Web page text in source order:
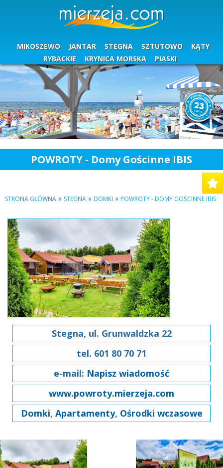
MIKOSZEWO JANTAR STEGNA SZTUTOWO
KĄTY
RYBACKIE
KRYNICA MORSKA PIASKI
POWROTY - Domy Gościnne IBIS
STRONA GŁÓWNA » STEGNA » DOMKI » POWROTY - DOMY GOŚCINNE IBIS
Stegna, ul. Grunwaldzka 22
tel. 601 80 70 71
e-mail: Napisz wiadomość
www.powroty.mierzeja.com
Domki, Apartamenty, Ośrodki wczasowe